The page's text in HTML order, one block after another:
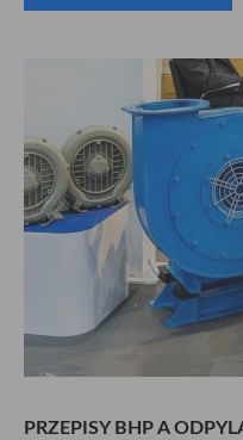
PRZEPISY BHP A